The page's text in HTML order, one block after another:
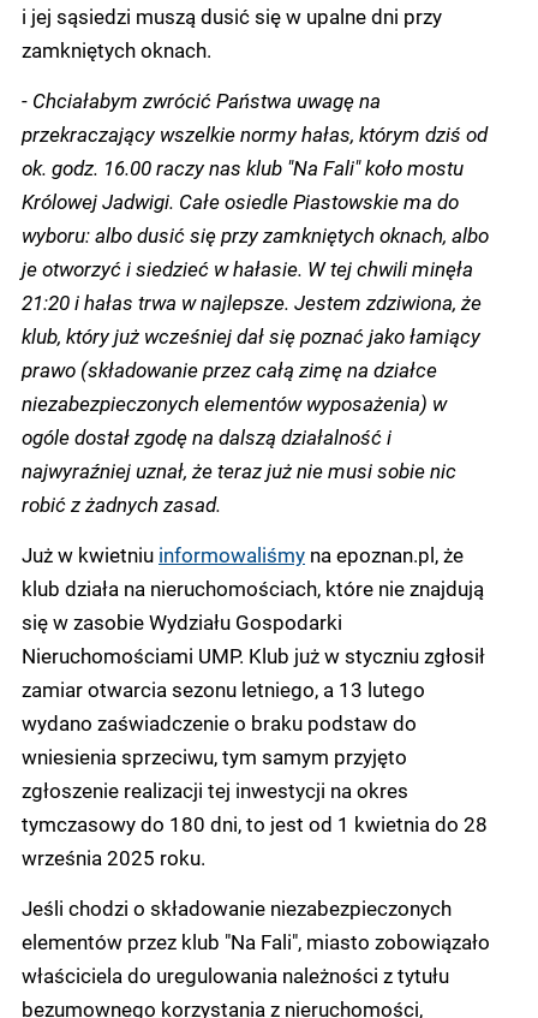
i jej sąsiedzi muszą dusić się w upalne dni przy
zamkniętych oknach.
- Chciałabym zwrócić Państwa uwagę na
przekraczający wszelkie normy hałas, którym dziś od
ok. godz. 16.00 raczy nas klub "Na Fali" koło mostu
Królowej Jadwigi. Całe osiedle Piastowskie ma do
wyboru: albo dusić się przy zamkniętych oknach, albo
je otworzyć i siedzieć w hałasie. W tej chwili minęła
21:20 i hałas trwa w najlepsze. Jestem zdziwiona, że
klub, który już wcześniej dał się poznać jako łamiący
prawo (składowanie przez całą zimę na działce
niezabezpieczonych elementów wyposażenia) w
ogóle dostał zgodę na dalszą działalność i
najwyraźniej uznał, że teraz już nie musi sobie nic
robić z żadnych zasad.
Już w kwietniu informowaliśmy na epoznan.pl, że
klub działa na nieruchomościach, które nie znajdują
się w zasobie Wydziału Gospodarki
Nieruchomościami UMP. Klub już w styczniu zgłosił
zamiar otwarcia sezonu letniego, a 13 lutego
wydano zaświadczenie o braku podstaw do
wniesienia sprzeciwu, tym samym przyjęto
zgłoszenie realizacji tej inwestycji na okres
tymczasowy do 180 dni, to jest od 1 kwietnia do 28
września 2025 roku.
Jeśli chodzi o składowanie niezabezpieczonych
elementów przez klub "Na Fali", miasto zobowiązało
właściciela do uregulowania należności z tytułu
bezumownego korzystania z nieruchomości,